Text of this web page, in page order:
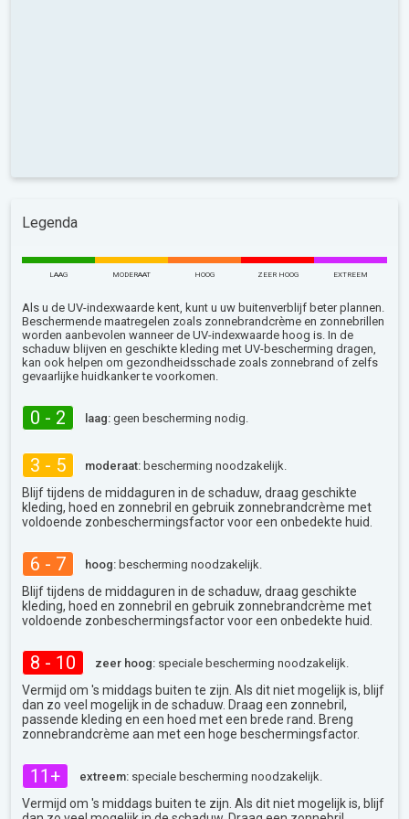
Legenda
LAAG MODERAAT HOOG ZEER HOOG EXTREEM
Als u de UV-indexwaarde kent, kunt u uw buitenverblijf beter plannen.
Beschermende maatregelen zoals zonnebrandcrème en zonnebrillen
worden aanbevolen wanneer de UV-indexwaarde hoog is. In de
schaduw blijven en geschikte kleding met UV-bescherming dragen,
kan ook helpen om gezondheidsschade zoals zonnebrand of zelfs
gevaarlijke huidkanker te voorkomen.
0 - 2 laag: geen bescherming nodig.
3 - 5 moderaat: bescherming noodzakelijk.
Blijf tijdens de middaguren in de schaduw, draag geschikte
kleding, hoed en zonnebril en gebruik zonnebrandcrème met
voldoende zonbeschermingsfactor voor een onbedekte huid.
6 - 7 hoog: bescherming noodzakelijk.
Blijf tijdens de middaguren in de schaduw, draag geschikte
kleding, hoed en zonnebril en gebruik zonnebrandcrème met
voldoende zonbeschermingsfactor voor een onbedekte huid.
8 - 10 zeer hoog: speciale bescherming noodzakelijk.
Vermijd om 's middags buiten te zijn. Als dit niet mogelijk is, blijf
dan zo veel mogelijk in de schaduw. Draag een zonnebril,
passende kleding en een hoed met een brede rand. Breng
zonnebrandcrème aan met een hoge beschermingsfactor.
11+ extreem: speciale bescherming noodzakelijk.
Vermijd om 's middags buiten te zijn. Als dit niet mogelijk is, blijf